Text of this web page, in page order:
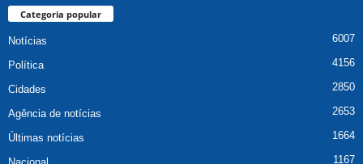
Categoria popular
Notícias 6007
Política 4156
Cidades 2850
Agência de notícias 2653
Últimas notícias 1664
1167